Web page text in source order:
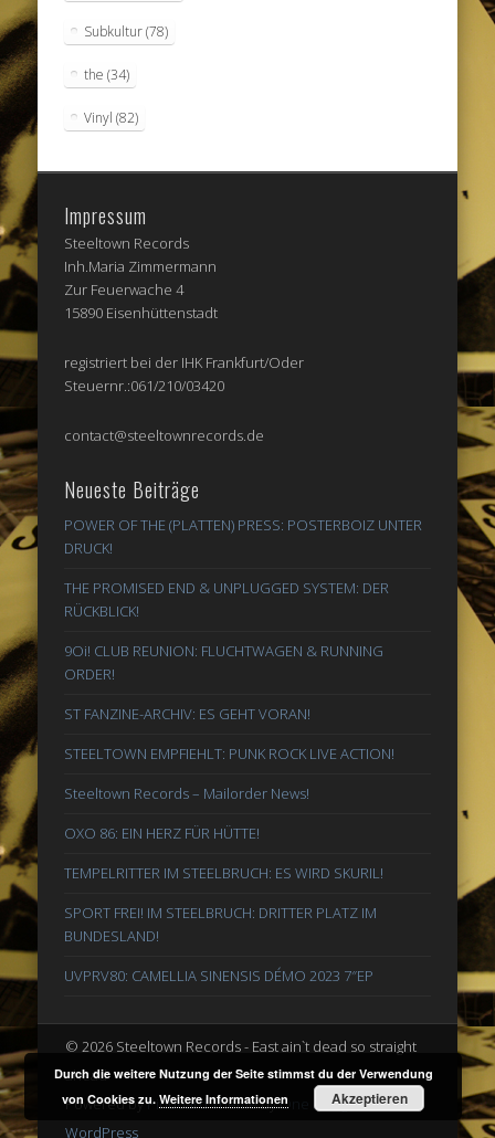
Subkultur(78)
the (34)
Vinyl (82)
Impressum
Steeltown Records
Inh.Maria Zimmermann
Zur Feuerwache 4
15890 Eisenhüttenstadt
registriert bei der IHK Frankfurt/Oder
Steuernr.:061/210/03420
contact@steeltownrecords.de
Neueste Beiträge
POWER OF THE (PLATTEN) PRESS: POSTERBOIZ UNTER
DRUCK!
THE PROMISED END & UNPLUGGED SYSTEM: DER
RÜCKBLICK!
9Oi! CLUB REUNION: FLUCHTWAGEN & RUNNING
ORDER!
ST FANZINE-ARCHIV: ES GEHT VORAN!
STEELTOWN EMPFIEHLT: PUNK ROCK LIVE ACTION!
Steeltown Records – Mailorder News!
OXO 86: EIN HERZ FÜR HÜTTE!
TEMPELRITTER IM STEELBRUCH: ES WIRD SKURIL!
SPORT FREI! IM STEELBRUCH: DRITTER PLATZ IM
BUNDESLAND!
UVPRV80: CAMELLIA SINENSIS DÉMO 2023 7″EP
© 2026 Steeltown Records - East ain`t dead so straight
ahead
Powered byPinboard ThemebyOne Designsand
WordPress
Durch die weitere Nutzung der Seite stimmst du der Verwendung
von Cookies zu.Weitere Informationen Akzeptieren